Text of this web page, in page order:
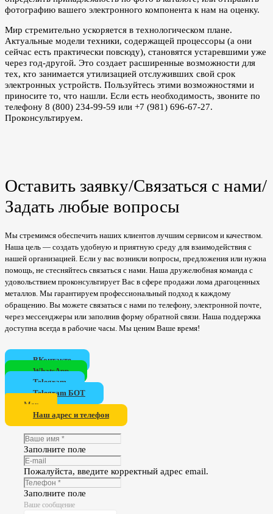
фотографию вашего электронного компонента к нам на оценку.
Мир стремительно ускоряется в технологическом плане.
Актуальные модели техники, содержащей процессоры (а они
сейчас есть практически повсюду), становятся устаревшими уже
через год-другой. Это создает расширенные возможности для
тех, кто занимается утилизацией отслуживших свой срок
электронных устройств. Пользуйтесь этими возможностями и
приносите то, что нашли. Если есть необходимость, звоните по
телефону 8 (800) 234-99-59 или +7 (981) 696-67-27.
Проконсультируем.
Оставить заявку/Связаться с нами/
Задать любые вопросы
Мы стремимся обеспечить наших клиентов лучшим сервисом и качеством.
Наша цель — создать удобную и приятную среду для взаимодействия с
нашей организацией. Если у вас возникли вопросы, предложения или нужна
помощь, не стесняйтесь связаться с нами. Наша дружелюбная команда с
удовольствием проконсультирует Вас в сфере продажи лома драгоценных
металлов. Мы гарантируем профессиональный подход к каждому
обращению. Вы можете связаться с нами по телефону, электронной почте,
через мессенджеры или заполнив форму обратной связи. Наша поддержка
доступна всегда в рабочие часы. Мы ценим Ваше время!
ВКонтакте
WhatsApp
Telegram
Telegram БОТ
Мах
Наш адрес и телефон
Заполните поле
Пожалуйста, введите корректный адрес email.
Заполните поле
Ваше сообщение